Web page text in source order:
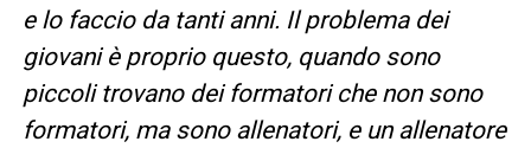
e lo faccio da tanti anni. Il problema dei
giovani è proprio questo, quando sono
piccoli trovano dei formatori che non sono
formatori, ma sono allenatori, e un allenatore